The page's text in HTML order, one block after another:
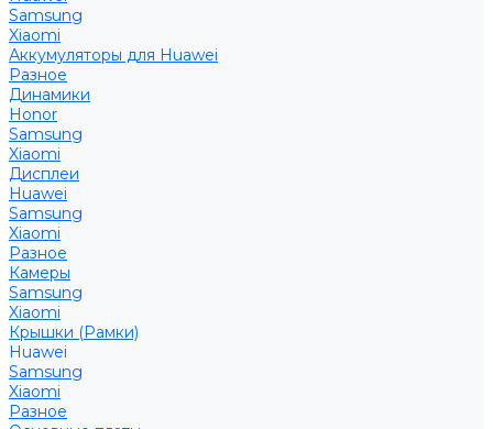
Samsung
Xiaomi
Аккумуляторы для Huawei
Разное
Динамики
Honor
Samsung
Xiaomi
Дисплеи
Huawei
Samsung
Xiaomi
Разное
Камеры
Samsung
Xiaomi
Крышки (Рамки)
Huawei
Samsung
Xiaomi
Разное